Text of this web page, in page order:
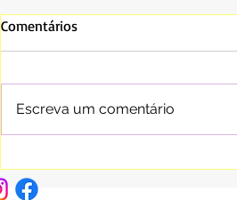
de seus filhos mais queridos:
Comentários
Escreva um comentário